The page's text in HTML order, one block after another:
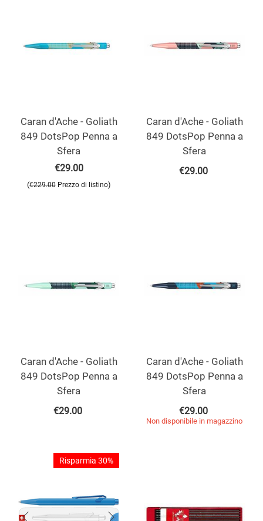
Caran d'Ache - Goliath
849 DotsPop Penna a
Sfera
€29.00
(€229.00 Prezzo di listino)
Caran d'Ache - Goliath
849 DotsPop Penna a
Sfera
€29.00
Caran d'Ache - Goliath
849 DotsPop Penna a
Sfera
€29.00
Caran d'Ache - Goliath
849 DotsPop Penna a
Sfera
€29.00
Non disponibile in magazzino
Risparmia 30%